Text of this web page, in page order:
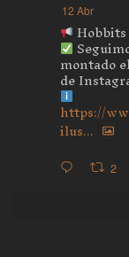
12 Abr
montado
de
https://
ilus...
2